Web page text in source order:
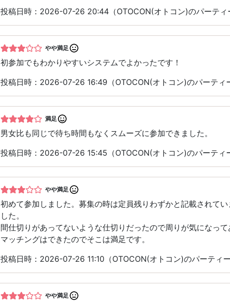
投稿日時：2026-07-26 20:44（OTOCON(オトコン)のパーティ
やや満足
初参加でもわかりやすいシステムでよかったです！
投稿日時：2026-07-26 16:49（OTOCON(オトコン)のパーティ
満足
男女比も同じで待ち時間もなくスムーズに参加できました。
投稿日時：2026-07-26 15:45（OTOCON(オトコン)のパーティ
やや満足
初めて参加しました。募集の時は定員残りわずかと記載されて
した。
間仕切りがあってないような仕切りだったので周りが気になって
マッチングはできたのでそこは満足です。
投稿日時：2026-07-26 11:10（OTOCON(オトコン)のパーティー
やや満足